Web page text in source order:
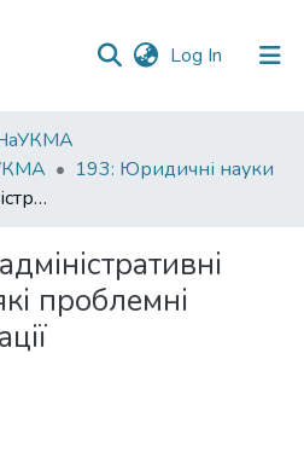
Log In (current)
193: Юридичні науки
Заохочувальні адміністративні процедури: деякі проблемні питання реалізації
проблемні